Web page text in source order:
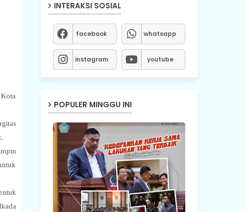
INTERAKSI SOSIAL
facebook whatsapp
instagram youtube
POPULER MINGGU INI